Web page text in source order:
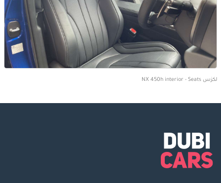
لكزس NX 450h interior - Seats